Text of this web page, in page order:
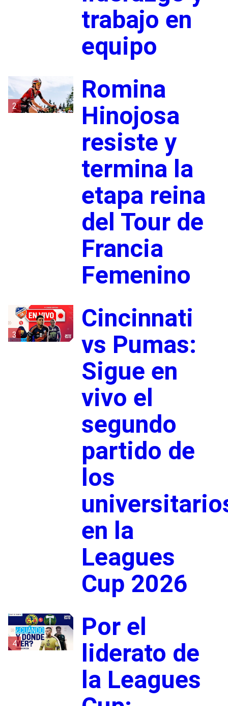
trabajo en
equipo
2
Romina
Hinojosa
resiste y
termina la
etapa reina
del Tour de
Francia
Femenino
3
Cincinnati
vs Pumas:
Sigue en
vivo el
segundo
partido de
los
en la
Leagues
Cup 2026
4
Por el
liderato de
la Leagues